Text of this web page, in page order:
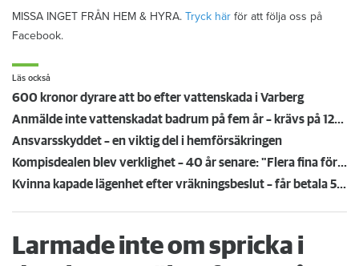
MISSA INGET FRÅN HEM & HYRA. Tryck här för att följa oss på
Facebook.
Läs också
600 kronor dyrare att bo efter vattenskada i Varberg
Anmälde inte vattenskadat badrum på fem år – krävs på 125 000 kronor
Ansvarsskyddet – en viktig del i hemförsäkringen
Kompisdealen blev verklighet – 40 år senare: "Flera fina fördelar med att dela bostad"
Kvinna kapade lägenhet efter vräkningsbeslut – får betala 50 000
Larmade inte om spricka i